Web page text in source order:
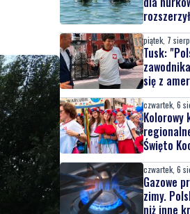
atrakcji
piątek, 7
Tusk:
się z
czwartek, 6
Kolorowy
Święto
czwartek, 6
Gazowe
zimy.
niż inne